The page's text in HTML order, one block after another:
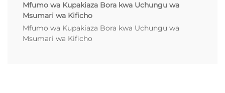
Mfumo wa Kupakiaza Bora kwa Uchungu wa
Msumari wa Kificho
Mfumo wa Kupakiaza Bora kwa Uchungu wa
Msumari wa Kificho